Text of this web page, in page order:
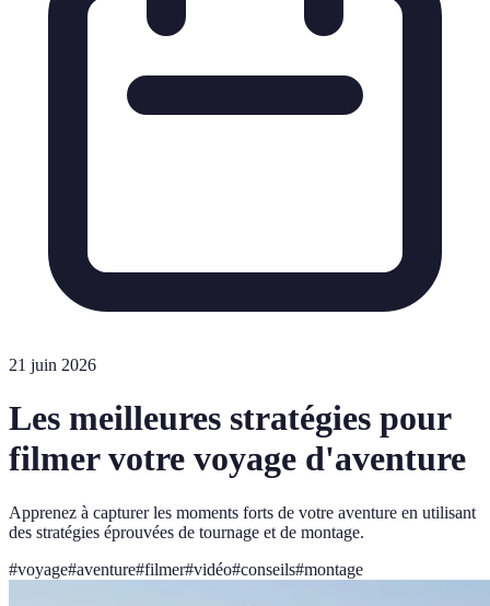
21 juin 2026
Les meilleures stratégies pour
filmer votre voyage d'aventure
Apprenez à capturer les moments forts de votre aventure en utilisant
des stratégies éprouvées de tournage et de montage.
#voyage#aventure#filmer#vidéo#conseils#montage